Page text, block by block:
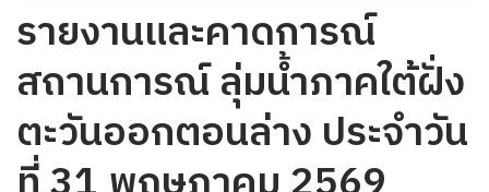
รายงานและคาดการณ์
สถานการณ์ ลุ่มน้ำภาคใต้ฝั่ง
ตะวันออกตอนล่าง ประจำวัน